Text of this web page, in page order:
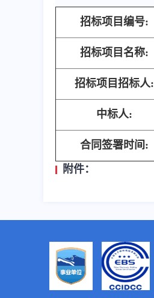
招标项目编号:
招标项目名称:
招标项目招标人:
中标人:
合同签署时间:
附件：